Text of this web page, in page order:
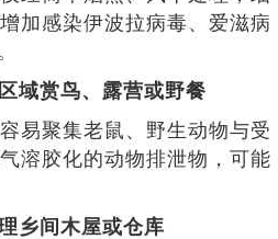
加感染伊波拉病毒、爱滋病
域赏鸟、露营或野餐
易聚集老鼠、野生动物与受
溶胶化的动物排泄物，可能
乡间木屋或仓库